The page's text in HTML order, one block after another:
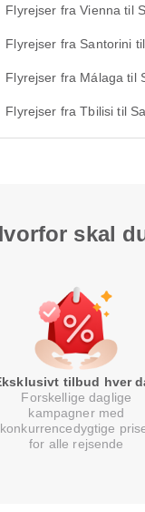
Flyrejser fra Vienna til
Flyrejser fra Santorini
Flyrejser fra Málaga til
Flyrejser fra Tbilisi til
skal
tilbud hver
Forskellige daglige
kampagner med
konkurrencedygtige
for alle rejsende